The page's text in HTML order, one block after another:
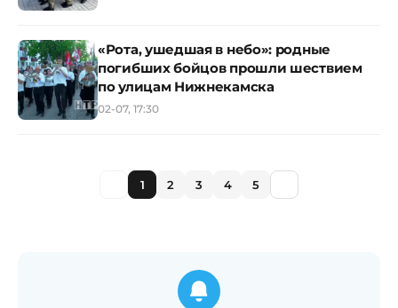
«Рота, ушедшая в небо»: родные
погибших бойцов прошли шествием
по улицам Нижнекамска
02-07, 17:30
1 2 3 4 5